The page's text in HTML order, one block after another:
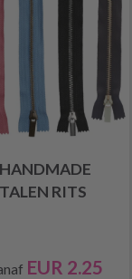
RITS
EUR 2.25